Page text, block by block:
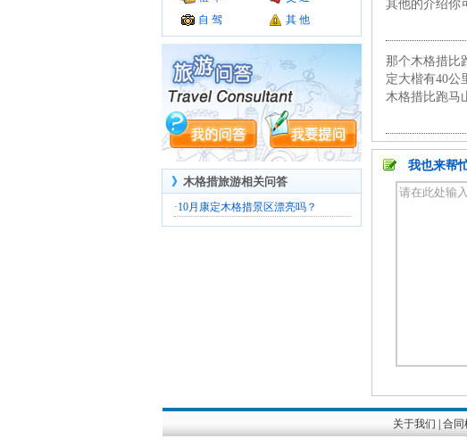
自 驾
其 他
》 木格措旅游相关问答
·10月康定木格措景区漂亮吗？
其他的介绍你
那个木格措比
定大楷有40公
木格措比跑马
我也来帮
关于我们 合同